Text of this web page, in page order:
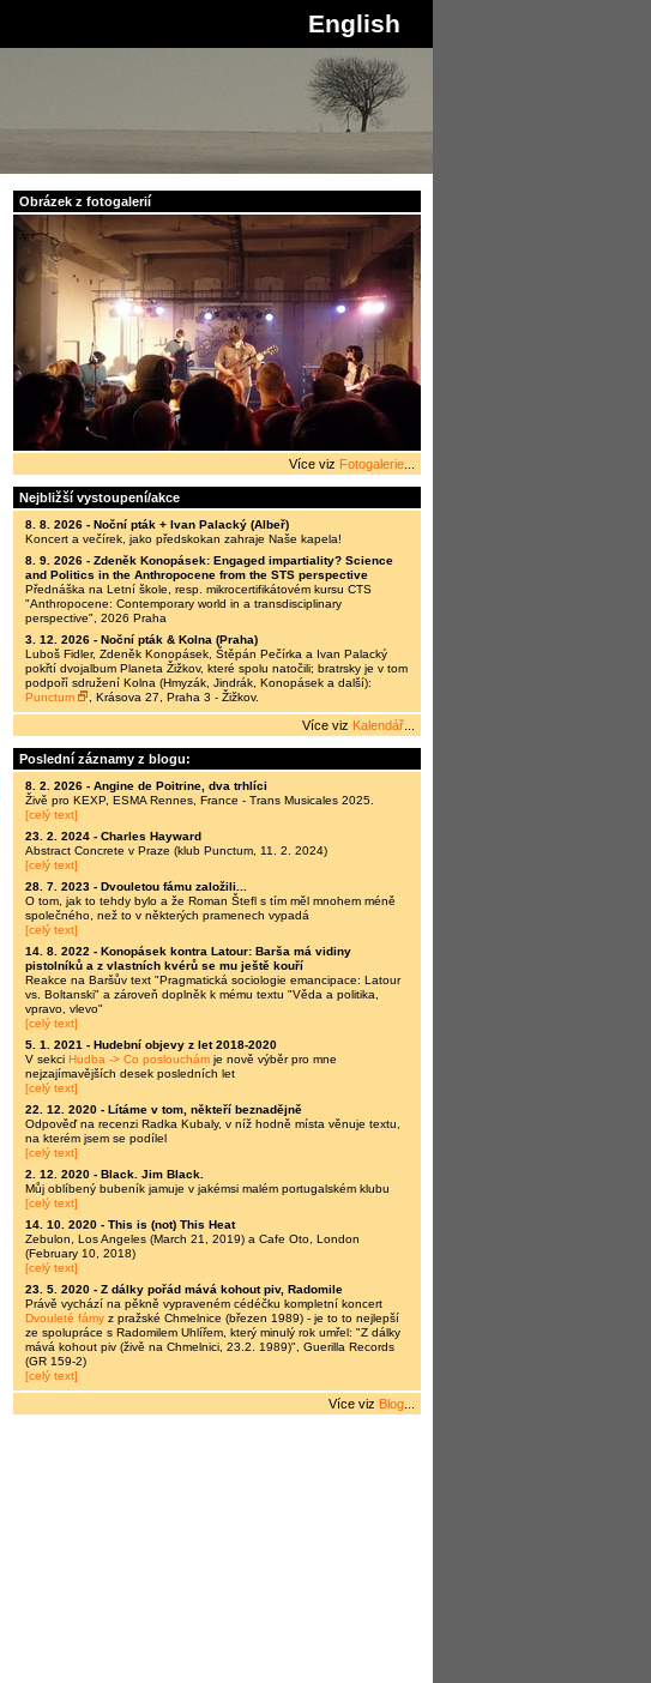
English
Obrázek z fotogalerií
Více viz Fotogalerie
Nejbližší vystoupení/akce
8. 8. 2026 - Noční pták + Ivan Palacký (Albeř)
Koncert a večírek, jako předskokan zahraje Naše kapela!
8. 9. 2026 - Zdeněk Konopásek: Engaged impartiality? Science
and Politics in the Anthropocene from the STS perspective
Přednáška na Letní škole, resp. mikrocertifikátovém kursu CTS
"Anthropocene: Contemporary world in a transdisciplinary
perspective", 2026 Praha
3. 12. 2026 - Noční pták & Kolna (Praha)
Luboš Fidler, Zdeněk Konopásek, Štěpán Pečírka a Ivan Palacký
pokřtí dvojalbum Planeta Žižkov, které spolu natočili; bratrsky je v tom
podpoří sdružení Kolna (Hmyzák, Jindrák, Konopásek a další):
Punctum
, Krásova 27, Praha 3 - Žižkov.
Více viz Kalendář
Poslední záznamy z blogu:
8. 2. 2026 - Angine de Poitrine, dva trhlíci
Živě pro KEXP, ESMA Rennes, France - Trans Musicales 2025.
[celý text]
23. 2. 2024 - Charles Hayward
Abstract Concrete v Praze (klub Punctum, 11. 2. 2024)
[celý text]
28. 7. 2023 - Dvouletou fámu založili...
O tom, jak to tehdy bylo a že Roman Štefl s tím měl mnohem méně
společného, než to v některých pramenech vypadá
[celý text]
14. 8. 2022 - Konopásek kontra Latour: Barša má vidiny
pistolníků a z vlastních kvérů se mu ještě kouří
Reakce na Baršův text "Pragmatická sociologie emancipace: Latour
vs. Boltanski" a zároveň doplněk k mému textu "Věda a politika,
vpravo, vlevo"
[celý text]
5. 1. 2021 - Hudební objevy z let 2018-2020
V sekci Hudba -> Co poslouchám je nově výběr pro mne
nejzajímavějších desek posledních let
[celý text]
22. 12. 2020 - Lítáme v tom, někteří beznadějně
Odpověď na recenzi Radka Kubaly, v níž hodně místa věnuje textu,
na kterém jsem se podílel
[celý text]
2. 12. 2020 - Black. Jim Black.
Můj oblíbený bubeník jamuje v jakémsi malém portugalském klubu
[celý text]
14. 10. 2020 - This is (not) This Heat
Zebulon, Los Angeles (March 21, 2019) a Cafe Oto, London
(February 10, 2018)
[celý text]
23. 5. 2020 - Z dálky pořád mává kohout piv, Radomile
Právě vychází na pěkně vypraveném cédéčku kompletní koncert
Dvouleté fámy z pražské Chmelnice (březen 1989) - je to to nejlepší
ze spolupráce s Radomilem Uhlířem, který minulý rok umřel: "Z dálky
mává kohout piv (živě na Chmelnici, 23.2. 1989)", Guerilla Records
(GR 159-2)
[celý text]
Více viz Blog